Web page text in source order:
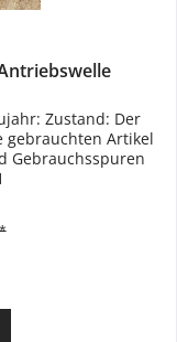
Zustand: Der
gebrauchten Artikel
Gebrauchsspuren